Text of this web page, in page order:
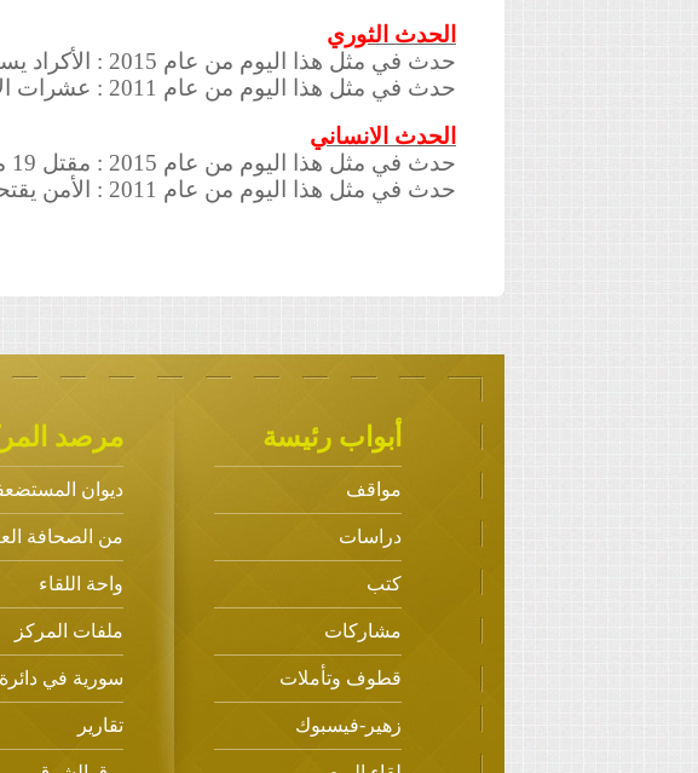
الحدث الثوري
حدث في مثل هذا اليوم من عام 2015 : الأكراد يسيطرون على اللواء 93 بعد معارك مع "الدولة" في الرقة
حدث في مثل هذا اليوم من عام 2011 : عشرات الآلاف يطالبون الأسد بالرحيل في «جمعة سقوط الشرعية»
الحدث الانساني
حدث في مثل هذا اليوم من عام 2015 : مقتل 19 مصليا بقصف النظام مسجدا بحلب
حدث في مثل هذا اليوم من عام 2011 : الأمن يقتحم جامعة دمشق ويعتقل أكثر من مائة طالب
أبواب رئيسة
مواقف
دراسات
كتب
مشاركات
قطوف وتأملات
زهير-فيسبوك
مرصد
ديوان
من الصحافة
واحة اللقاء
ملفات المركز
سورية في
تقارير